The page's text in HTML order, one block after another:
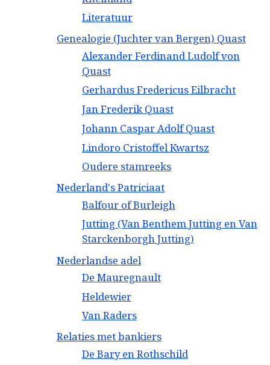
Literatuur
Genealogie (Juchter van Bergen) Quast
Alexander Ferdinand Ludolf von
Quast
Gerhardus Fredericus Eilbracht
Jan Frederik Quast
Johann Caspar Adolf Quast
Lindoro Cristoffel Kwartsz
Oudere stamreeks
Nederland's Patriciaat
Balfour of Burleigh
Jutting (Van Benthem Jutting en Van
Starckenborgh Jutting)
Nederlandse adel
De Mauregnault
Heldewier
Van Raders
Relaties met bankiers
De Bary en Rothschild